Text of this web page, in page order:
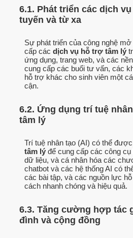
6.1. Phát triển các dịch
tuyến và từ xa
Sự phát triển của công nghệ
cấp các dịch vụ hỗ trợ tâm lý
ứng dụng, trang web, và các
cung cấp các buổi tư vấn, các
hỗ trợ khác cho sinh viên một
cận.
6.2. Ứng dụng trí tuệ
tâm lý
Trí tuệ nhân tạo (AI) có thể
tâm lý để cung cấp các công
dữ liệu, và cá nhân hóa các
chatbot và các hệ thống AI có
các bài tập, và các nguồn lực
cách nhanh chóng và hiệu quả.
6.3. Tăng cường hợp tác
đình và cộng đồng